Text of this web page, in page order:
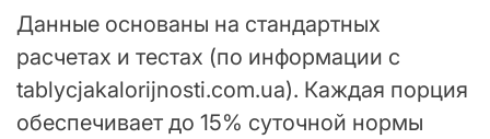
Данные основаны на стандартных
расчетах и тестах (по информации с
tablycjakalorijnosti.com.ua). Каждая порция
обеспечивает до 15% суточной нормы